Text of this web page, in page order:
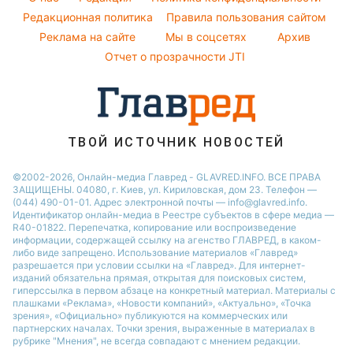
Виталий Козловский
Новости Днепра
Новости Сум
Новости Тернополя
Новости Черкассы
Новости Житомира
Новости Ровно
Новости Запорожья
Редакционная политика
Правила пользования сайтом
Реклама на сайте
Мы в соцсетях
Архив
Отчет о прозрачности JTI
ТВОЙ ИСТОЧНИК НОВОСТЕЙ
©2002-2026, Онлайн-медиа Главред - GLAVRED.INFO. ВСЕ ПРАВА
ЗАЩИЩЕНЫ. 04080, г. Киев, ул. Кириловская, дом 23. Телефон —
(044) 490-01-01. Адрес электронной почты — info@glavred.info.
Идентификатор онлайн-медиа в Реестре cубъектов в сфере медиа —
R40-01822. Перепечатка, копирование или воспроизведение
информации, содержащей ссылку на агенство ГЛАВРЕД, в каком-
либо виде запрещено. Использование материалов «Главред»
разрешается при условии ссылки на «Главред». Для интернет-
изданий обязательна прямая, открытая для поисковых систем,
гиперссылка в первом абзаце на конкретный материал. Материалы с
плашками «Реклама», «Новости компаний», «Актуально», «Точка
зрения», «Официально» публикуются на коммерческих или
партнерских началах. Точки зрения, выраженные в материалах в
рубрике "Мнения", не всегда совпадают с мнением редакции.